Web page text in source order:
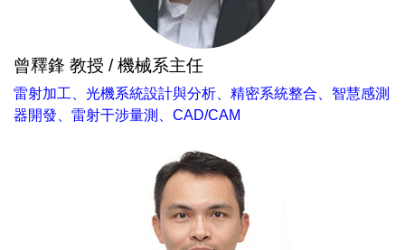
曾釋鋒 教授 / 機械系主任
雷射加工、光機系統設計與分析、精密系統整合、智慧感測
器開發、雷射干涉量測、CAD/CAM